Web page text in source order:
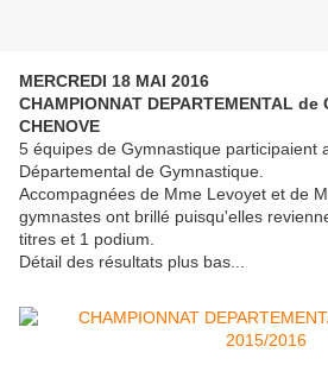
MERCREDI 18 MAI 2016
CHAMPIONNAT DEPARTEMENTAL de
CHENOVE
5 équipes de Gymnastique participaient
Départemental de Gymnastique.
Accompagnées de Mme Levoyet et de
gymnastes ont brillé puisqu'elles
titres et 1 podium.
Détail des résultats plus bas...